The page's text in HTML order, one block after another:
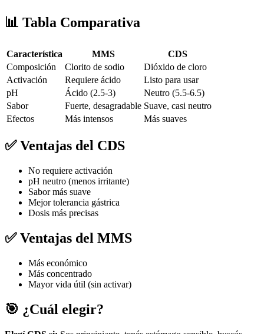
📊 Tabla Comparativa
Característica MMS
CDS
Composición
Clorito de sodio
Dióxido de cloro
Activación
Requiere ácido
Listo para usar
pH
Ácido (2.5-3)
Neutro (5.5-6.5)
Sabor
Fuerte, desagradable Suave, casi neutro
Efectos
Más intensos Más suaves
✅ Ventajas del CDS
No requiere activación
pH neutro (menos irritante)
Sabor más suave
Mejor tolerancia gástrica
Dosis más precisas
✅ Ventajas del MMS
Más económico
Más concentrado
Mayor vida útil (sin activar)
🎯 ¿Cuál elegir?